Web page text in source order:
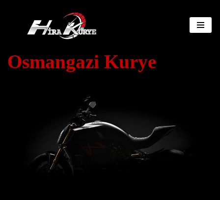
Osmangazi Kurye